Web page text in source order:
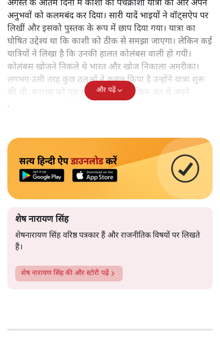
अगस्त के अंतिम दिनों में काशी की पंचक्रोशी यात्रा की और अपने
अनुभवों को कलमबंद कर दिया। सारी यादें भाइयों ने वॉट्सऐप पर
लिखीं और इसको पुस्तक के रूप में छाप दिया गया। यात्रा का
घोषित उद्देश्य था कि काशी को ठीक से समझा जाएगा। लेकिन कई
यात्रियों ने लिखा है कि उनकी हालत कोलंबस वाली हो गयी।
कोलंबस खोजने निकले थे भारत और खोज निकाला अमरीका।
लगभग उसी तरह कुछ ठलुओं ने कुबूल किया है उन्होंने यात्रा शुरू
की थी, बनारस को पूरा खोजने के लिए लेकिन अंत में अपने
आपको ही समझकर संतुष्ट हो गए।
और पढ़ें
सत्य हिन्दी ऐपडाउनलोडकरें
शेष नारायण सिंह
शेषनारायण सिंह वरिष्ठ पत्रकार हैं और राजनीतिक विषयों पर लिखते
हैं।
शेष नारायण सिंहकी और स्टोरी पढ़ें